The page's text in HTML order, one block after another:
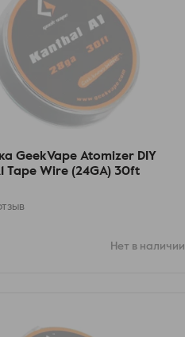
GeekVape Atomizer DIY
Tape Wire (24GA) 30ft
Нет в наличии